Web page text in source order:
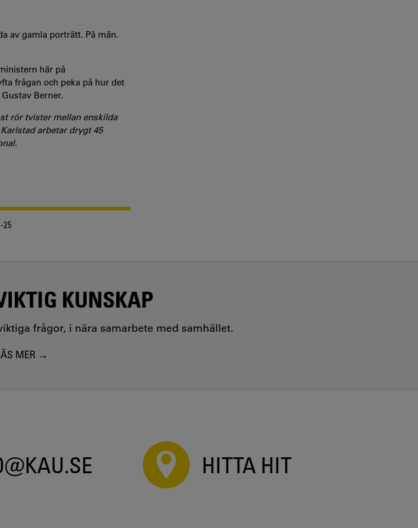
av gamla porträtt. På män.
här på
frågan och peka på hur det
Berner.
rör tvister mellan enskilda
arbetar drygt 45
25
KUNSKAP
frågor, i nära samarbete med samhället.
MER
HITTA HIT